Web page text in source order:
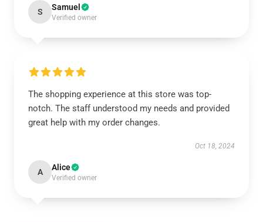
S Samuel
Verified owner
The shopping experience at this store was top-
notch. The staff understood my needs and provided
great help with my order changes.
Oct 18, 2024
A Alice
Verified owner